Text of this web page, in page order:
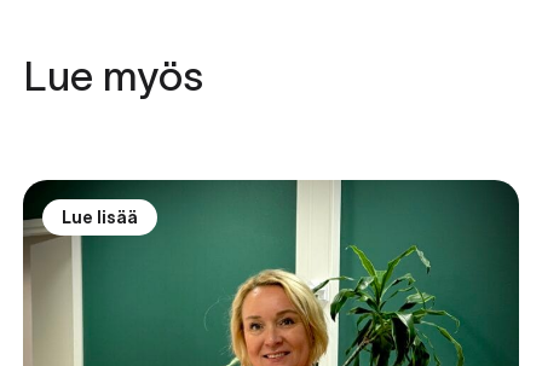
Lue myös
Lue lisää